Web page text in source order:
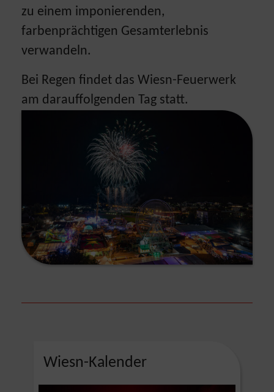
zu einem imponierenden,
farbenprächtigen Gesamterlebnis
verwandeln.
Bei Regen findet das Wiesn-Feuerwerk
am darauffolgenden Tag statt.
Wiesn-Kalender